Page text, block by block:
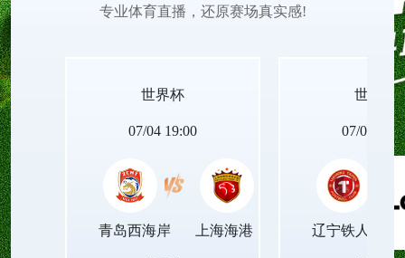
滑，让观众获得沉浸式的精准视听体验。
专业体育直播，还原赛场真实感!
世界杯
07/04 19:00
青岛西海岸 上海海港
世界杯
07/04
辽宁铁人